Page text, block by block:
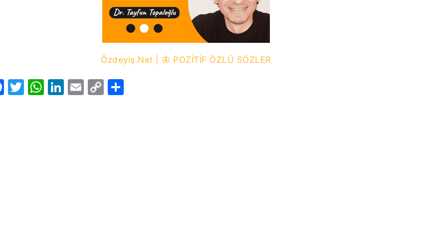
Özdeyiş.Net | 🦋 POZİTİF ÖZLÜ SÖZLER
Facebook
Twitter
WhatsApp
LinkedIn
Email
CopyShare